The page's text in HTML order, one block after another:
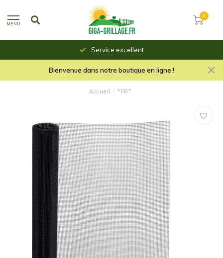
MENU
0
Service excellent
Bienvenue dans notre boutique en ligne !
Accueil / *FR*